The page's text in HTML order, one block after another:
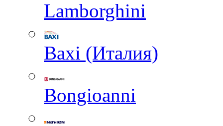
Lamborghini
Baxi (Италия)
Вongioanni